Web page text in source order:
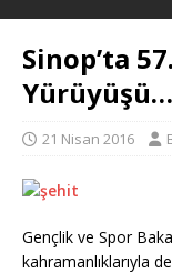
Sinop’ta
Yürüyüşü…
21 Nisan 2016
Gençlik ve Spor
kahramanlıklarıyla